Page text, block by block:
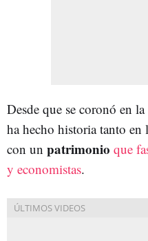
Desde que se coronó en
ha hecho historia tanto en
con un patrimonio que
y economistas.